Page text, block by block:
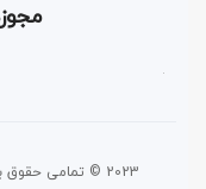
2023 © تمامی